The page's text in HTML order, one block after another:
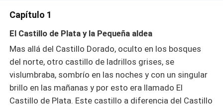
Capítulo 1
El Castillo de Plata y la Pequeña aldea
Mas allá del Castillo Dorado, oculto en los bosques
del norte, otro castillo de ladrillos grises, se
vislumbraba, sombrío en las noches y con un singular
brillo en las mañanas y por esto era llamado El
Castillo de Plata. Este castillo a diferencia del Castillo